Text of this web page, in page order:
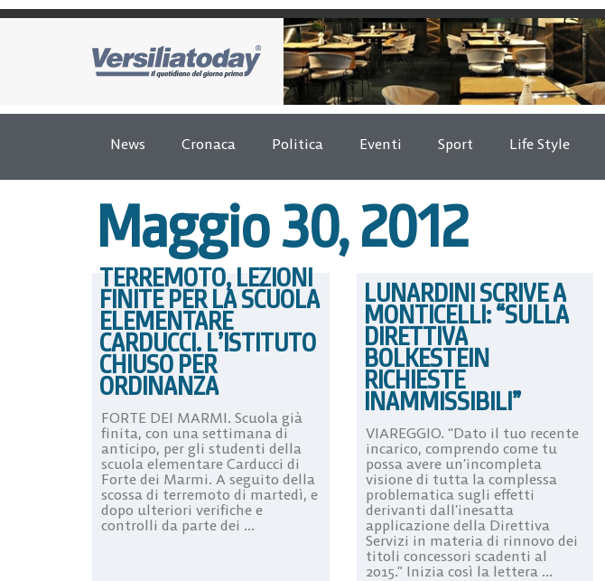
News Cronaca Politica Eventi Sport Life Style
Maggio 30, 2012
TERREMOTO, LEZIONI
FINITE PER LA SCUOLA
ELEMENTARE
CARDUCCI. L’ISTITUTO
CHIUSO PER
ORDINANZA
FORTE DEI MARMI. Scuola già
finita, con una settimana di
anticipo, per gli studenti della
scuola elementare Carducci di
Forte dei Marmi. A seguito della
scossa di terremoto di martedì, e
dopo ulteriori verifiche e
controlli da parte dei ...
LUNARDINI SCRIVE A
MONTICELLI: “SULLA
DIRETTIVA
BOLKESTEIN
RICHIESTE
INAMMISSIBILI”
VIAREGGIO. “Dato il tuo recente
incarico, comprendo come tu
possa avere un’incompleta
visione di tutta la complessa
problematica sugli effetti
derivanti dall’inesatta
applicazione della Direttiva
Servizi in materia di rinnovo dei
titoli concessori scadenti al
2015.” Inizia così la lettera ...